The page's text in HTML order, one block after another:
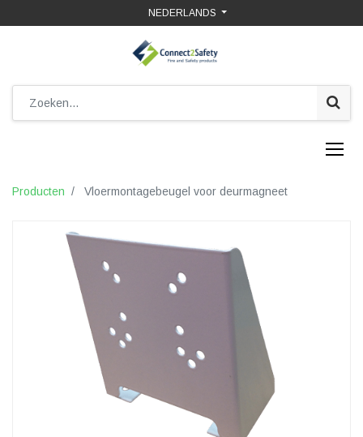
NEDERLANDS
Producten Vloermontagebeugel voor deurmagneet